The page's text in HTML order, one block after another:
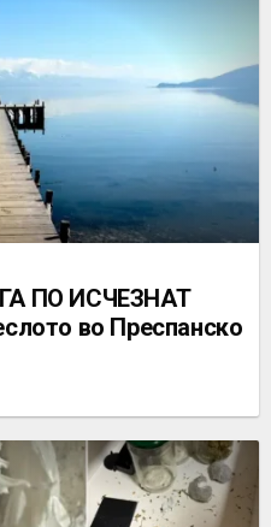
ПО ИСЧЕЗНАТ
во Преспанско